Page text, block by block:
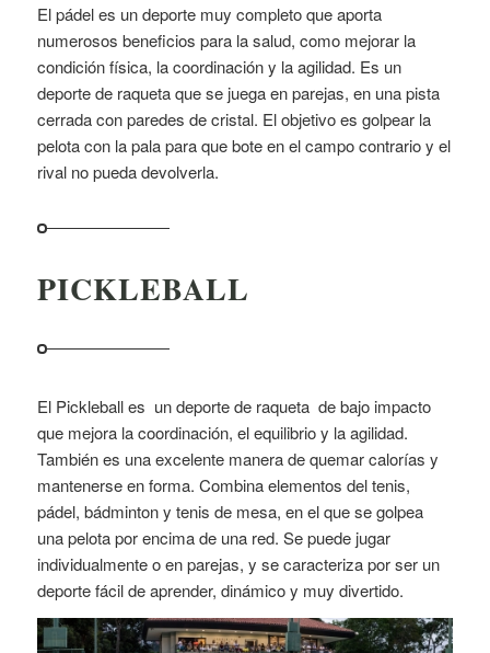
El pádel es un deporte muy completo que aporta
numerosos beneficios para la salud, como mejorar la
condición física, la coordinación y la agilidad. Es un
deporte de raqueta que se juega en parejas, en una pista
cerrada con paredes de cristal. El objetivo es golpear la
pelota con la pala para que bote en el campo contrario y el
rival no pueda devolverla.
PICKLEBALL
El Pickleball es un deporte de raqueta de bajo impacto
que mejora la coordinación, el equilibrio y la agilidad.
También es una excelente manera de quemar calorías y
mantenerse en forma. Combina elementos del tenis,
pádel, bádminton y tenis de mesa, en el que se golpea
una pelota por encima de una red. Se puede jugar
individualmente o en parejas, y se caracteriza por ser un
deporte fácil de aprender, dinámico y muy divertido.